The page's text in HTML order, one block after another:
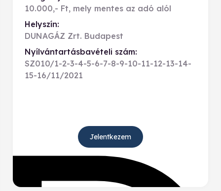
10.000,- Ft, mely mentes az adó alól
Helyszín:
DUNAGÁZ Zrt. Budapest
Nyílvántartásbavételi szám:
SZ010/1-2-3-4-5-6-7-8-9-10-11-12-13-14-
15-16/11/2021
Jelentkezem